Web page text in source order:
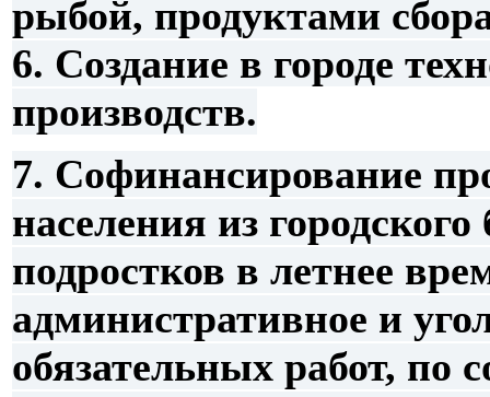
рыбой, продуктами
6. Создание в городе
производств.
7. Софинансирование
населения из
подростков в летнее
административное и
обязательных работ, по